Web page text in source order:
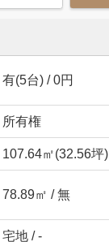
有(5台) / 0円
所有権
107.64㎡(32.56坪)
78.89㎡ / 無
宅地 / -